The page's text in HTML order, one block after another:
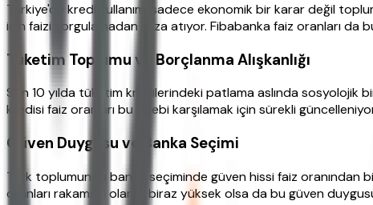
Türkiye'de kredi kullanımı sadece ekonomik bir karar değil
için faizi sorgulamadan imza atıyor. Fibabanka faiz oranları da
Tüketim Toplumu ve Borçlanma Alışkanlığı
Son 10 yılda tüketim kredilerindeki patlama aslında sosyolojik
kredisi faiz oranları bu talebi karşılamak için sürekli
Güven Duygusu ve Banka Seçimi
Türk toplumunda banka seçiminde güven hissi faiz oranından
oranları rakamsal olarak biraz yüksek olsa da bu güven